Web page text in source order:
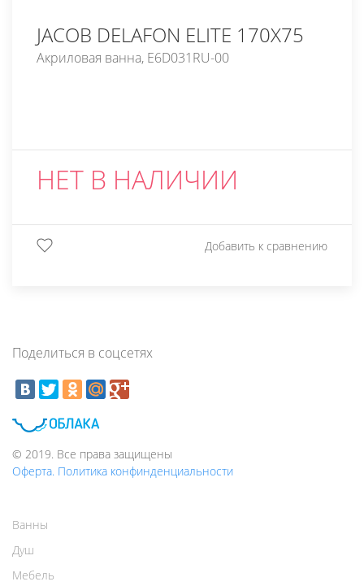
JACOB DELAFON ELITE 170X75
Акриловая ванна, E6D031RU-00
НЕТ В НАЛИЧИИ
Добавить к сравнению
Поделиться в соцсетях
© 2019. Все права защищены
Оферта. Политика конфинденциальности
Ванны
Душ
Мебель